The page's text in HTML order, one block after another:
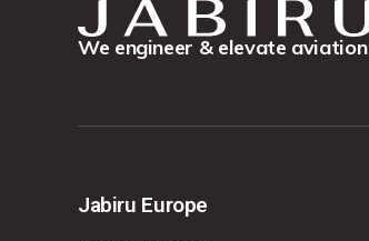
We engineer & elevate
Jabiru Europe